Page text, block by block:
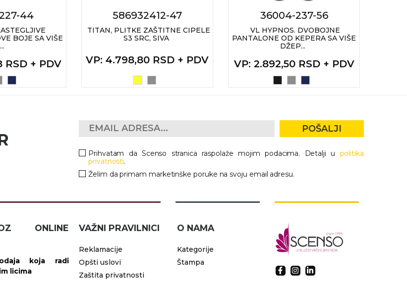
44
BOJE SA VIŠE
RSD + PDV
586932412-47
TITAN, PLITKE ZAŠTITNE CIPELE
S3 SRC, SIVA
VP: 4.798,80 RSD + PDV
36004-237-56
VL HYPNOS. DVOBOJNE
PANTALONE OD KEPERA SA VIŠE
DŽEP...
VP: 2.892,50 RSD + PDV
POŠALJI
Prihvatam da Scenso stranica raspolaže mojim podacima. Detalji u politika
privatnosti.
Želim da primam marketinške poruke na svoju email adresu.
ONLINE
koja radi
licima
VAŽNI PRAVILNICI
Reklamacije
Opšti uslovi
Zaštita privatnosti
O NAMA
Kategorije
Štampa